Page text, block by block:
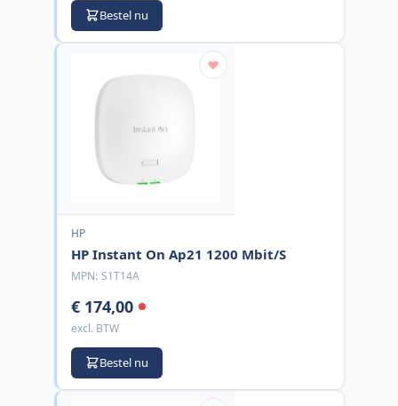
Bestel nu
HP
HP Instant On Ap21 1200 Mbit/S
MPN: S1T14A
€ 174,00
excl. BTW
Bestel nu